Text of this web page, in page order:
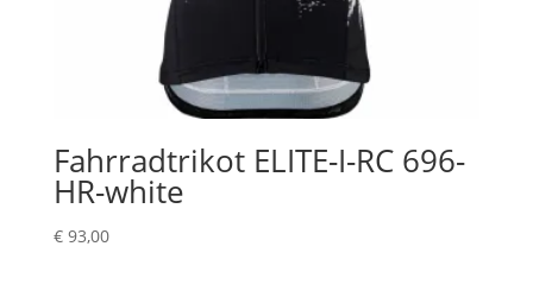
Fahrradtrikot ELITE-I-RC 696-
HR-white
€93,00